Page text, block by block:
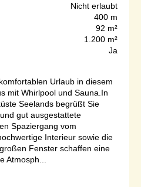
Nicht erlaubt
400 m
92 m²
1.200 m²
Ja
Urlaub in diesem
mit Whirlpool und Sauna.In
Seelands begrüßt Sie
gut ausgestattete
Spaziergang vom
Interieur sowie die
Fenster schaffen eine
Atmosph...